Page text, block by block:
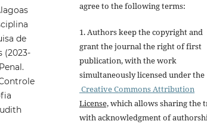
de
(2023-
agree to the following terms:
1. Authors keep the copyright and
grant the journal the right of first
publication, with the work
simultaneously licensed under the
Creative Commons Attribution
License,which allows sharing the
with acknowledgment of